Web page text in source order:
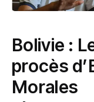
‎Bolivie :
procès
Morales